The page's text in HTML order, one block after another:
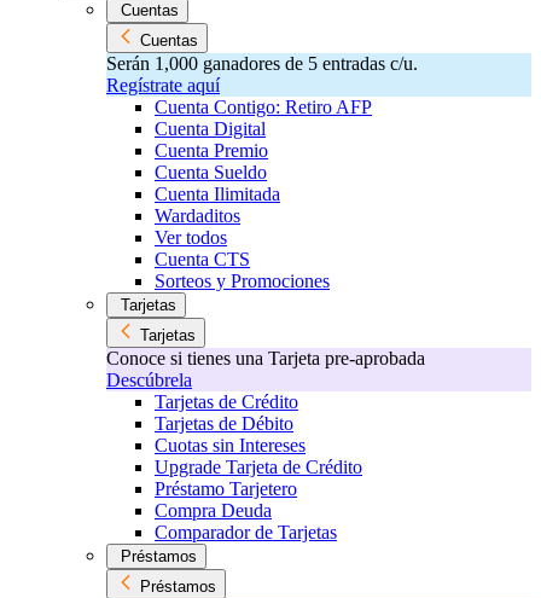
Cuentas
Cuentas
Serán 1,000 ganadores de 5 entradas c/u.
Regístrate aquí
Cuenta Contigo: Retiro AFP
Cuenta Digital
Cuenta Premio
Cuenta Sueldo
Cuenta Ilimitada
Wardaditos
Ver todos
Cuenta CTS
Sorteos y Promociones
Tarjetas
Tarjetas
Conoce si tienes una Tarjeta pre-aprobada
Descúbrela
Tarjetas de Crédito
Tarjetas de Débito
Cuotas sin Intereses
Upgrade Tarjeta de Crédito
Préstamo Tarjetero
Compra Deuda
Comparador de Tarjetas
Préstamos
Préstamos